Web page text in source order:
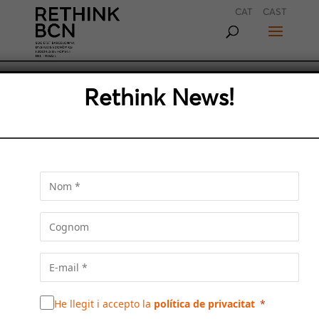
CAT CAST
TERRES RARES I ECONOMIA
María Jesús González, secretària general de
l’ATE i del Grup Espanyol de Matèries Primeres
periodista, escriptor i expert en informació
econòmica, debaten sobre les terres rares i el
seu impacte econòmic a Espanya
Rethink News!
He llegit i accepto la política de privacitat